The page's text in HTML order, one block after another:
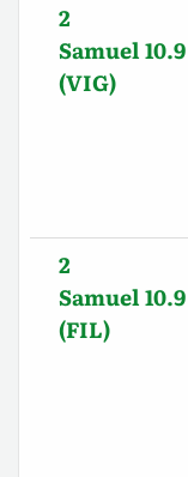
2
Samuel 10.9
(VIG)
2
Samuel 10.9
(FIL)